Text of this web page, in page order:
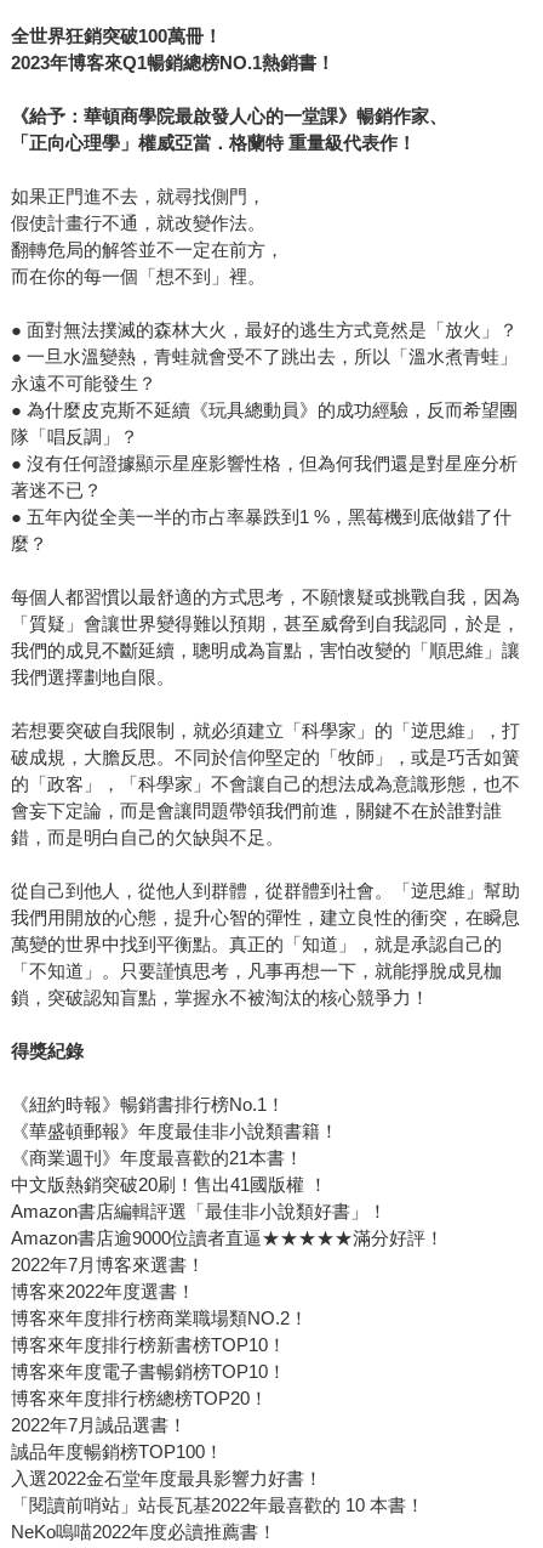
之書，會讓人思考人生，想要放在床頭，感覺焦慮時就隨手
翻開重讀。 除了來自圓神執行長身為出版人對於好書的熱切
目光，我也實實在在地在《我可能錯了》出版前夕，感受到
這句話所激起的共鳴。讀完書的同事們，開始用「我可能錯
白，打開EMAIL，我不禁會心一笑，同時也深刻體會到，本
來或許會有些緊張、摩擦的溝通課題，有了這句話所帶來的
暫停、柔軟和寬容，一切都變得容易許多。 《我可能錯了》
聽似輕描淡寫，但這卻是比約恩．納提科．林德布勞在經歷
17年的森林僧侶生活、噬人的憂鬱風暴、找到摯愛卻罹患罕
病的巨大打擊、陪伴父親經歷安樂死，又正面擁抱自己的生
命終點之後，所淬鍊出的智慧。話語很輕，說出來，或打成
文字，甚至寫在紙上，不需要十秒鐘，卻能改變你的一生。
全世界狂銷突破100萬冊！
2023年博客來Q1暢銷總榜NO.1熱銷書！
《給予：華頓商學院最啟發人心的一堂課》暢銷作家、
「正向心理學」權威亞當．格蘭特 重量級代表作！
如果正門進不去，就尋找側門，
假使計畫行不通，就改變作法。
翻轉危局的解答並不一定在前方，
而在你的每一個「想不到」裡。
● 面對無法撲滅的森林大火，最好的逃生方式竟然是「放火」？
● 一旦水溫變熱，青蛙就會受不了跳出去，所以「溫水煮青蛙」
永遠不可能發生？
● 為什麼皮克斯不延續《玩具總動員》的成功經驗，反而希望團
隊「唱反調」？
● 沒有任何證據顯示星座影響性格，但為何我們還是對星座分析
著迷不已？
● 五年內從全美一半的市占率暴跌到1 %，黑莓機到底做錯了什
麼？
每個人都習慣以最舒適的方式思考，不願懷疑或挑戰自我，因為
「質疑」會讓世界變得難以預期，甚至威脅到自我認同，於是，
我們的成見不斷延續，聰明成為盲點，害怕改變的「順思維」讓
我們選擇劃地自限。
若想要突破自我限制，就必須建立「科學家」的「逆思維」，打
破成規，大膽反思。不同於信仰堅定的「牧師」，或是巧舌如簧
的「政客」，「科學家」不會讓自己的想法成為意識形態，也不
會妄下定論，而是會讓問題帶領我們前進，關鍵不在於誰對誰
錯，而是明白自己的欠缺與不足。
從自己到他人，從他人到群體，從群體到社會。「逆思維」幫助
我們用開放的心態，提升心智的彈性，建立良性的衝突，在瞬息
萬變的世界中找到平衡點。真正的「知道」，就是承認自己的
「不知道」。只要謹慎思考，凡事再想一下，就能掙脫成見枷
鎖，突破認知盲點，掌握永不被淘汰的核心競爭力！
得獎紀錄
《紐約時報》暢銷書排行榜No.1！
《華盛頓郵報》年度最佳非小說類書籍！
《商業週刊》年度最喜歡的21本書！
中文版熱銷突破20刷！售出41國版權 ！
Amazon書店編輯評選「最佳非小說類好書」！
Amazon書店逾9000位讀者直逼★★★★★滿分好評！
2022年7月博客來選書！
博客來2022年度選書！
博客來年度排行榜商業職場類NO.2！
博客來年度排行榜新書榜TOP10！
博客來年度電子書暢銷榜TOP10！
博客來年度排行榜總榜TOP20！
2022年7月誠品選書！
誠品年度暢銷榜TOP100！
入選2022金石堂年度最具影響力好書！
「閱讀前哨站」站長瓦基2022年最喜歡的 10 本書！
NeKo嗚喵2022年度必讀推薦書！